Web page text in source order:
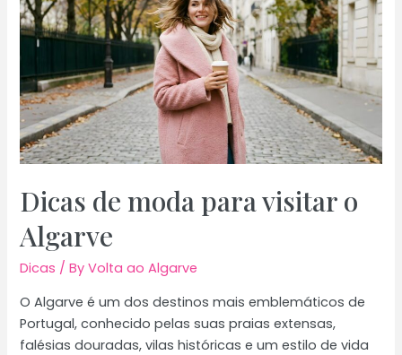
verão
no
em
2026
Dicas de moda para visitar o
Algarve
Dicas / ByVolta ao Algarve
O Algarve é um dos destinos mais emblemáticos de
Portugal, conhecido pelas suas praias extensas,
falésias douradas, vilas históricas e um estilo de vida